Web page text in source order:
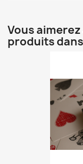
Vous
produits